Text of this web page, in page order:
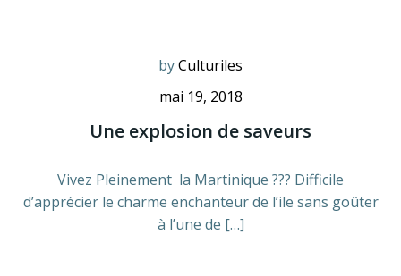
byCulturiles
mai 19, 2018
Une explosion de saveurs
Vivez Pleinement la Martinique ??? Difficile
d’apprécier le charme enchanteur de l’ile sans goûter
à l’une de […]